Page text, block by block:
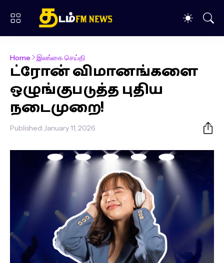
Home இலங்கை செய்தி
ட்ரோன் விமானங்களை
ஒழுங்குபடுத்த புதிய
நடைமுறை!
Published:January 11, 2026